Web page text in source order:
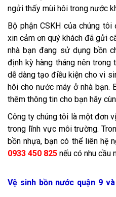
ngửi thấy mùi hôi trong nước
Bộ phận CSKH của chúng
xin cảm ơn quý khách đã gửi
nhà bạn đang sử dụng bồn
định kỳ hàng tháng nên
dễ dàng tạo điều kiện cho vi
hôi cho nước máy ở nhà
thêm thông tin cho bạn hãy
Công ty chúng tôi là một đơn
trong lĩnh vực môi trường.
bồn nhựa, bạn có thể liên hệ
0933 450 825 nếu có nhu cầu
Vệ sinh bồn nước quận 9